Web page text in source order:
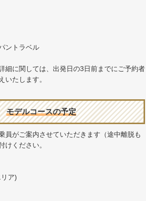
ントラベル
細に関しては、出発日の3日前までにご予約者
いたします。
モデルコースの予定
員がご案内させていただきます（途中離脱も
けください。
ア)